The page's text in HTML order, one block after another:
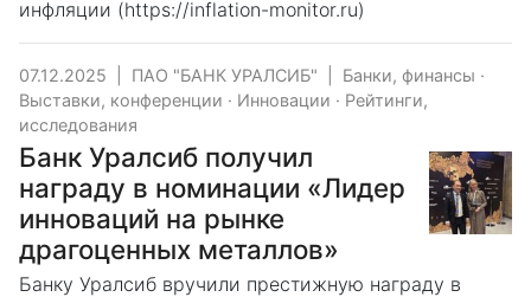
инфляции (https://inflation-monitor.ru)
07.12.2025 ПАО "БАНК УРАЛСИБ" Банки, финансы ·
Выставки, конференции · Инновации · Рейтинги,
исследования
Банк Уралсиб получил
награду в номинации «Лидер
инноваций на рынке
драгоценных металлов»
Банку Уралсиб вручили престижную награду в